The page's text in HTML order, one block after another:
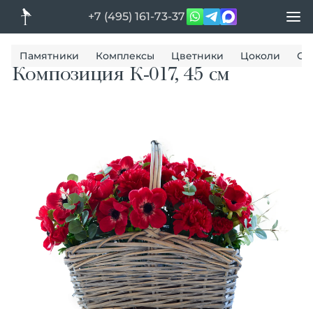
+7 (495) 161-73-37
Памятники Комплексы Цветники Цоколи
Композиция К-017, 45 см